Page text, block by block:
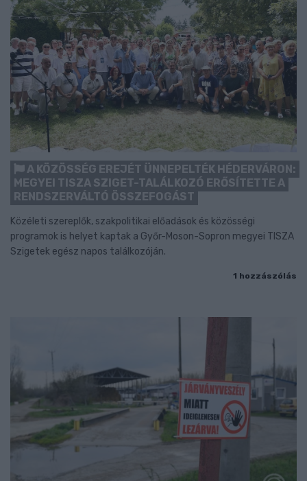
A KÖZÖSSÉG EREJÉT ÜNNEPELTÉK HÉDERVÁRON:
MEGYEI TISZA SZIGET-TALÁLKOZÓ ERŐSÍTETTE A
RENDSZERVÁLTÓ ÖSSZEFOGÁST
Közéleti szereplők, szakpolitikai előadások és közösségi
programok is helyet kaptak a Győr-Moson-Sopron megyei TISZA
Szigetek egész napos találkozóján.
1 hozzászólás